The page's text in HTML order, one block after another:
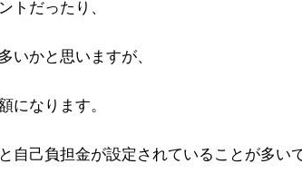
トだったり、
いかと思いますが、
になります。
自己負担金が設定されていることが多いで